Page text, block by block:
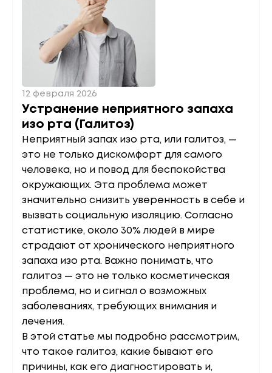
12 февраля 2026
Устранение неприятного запаха
изо рта (Галитоз)
Неприятный запах изо рта, или галитоз, —
это не только дискомфорт для самого
человека, но и повод для беспокойства
окружающих. Эта проблема может
значительно снизить уверенность в себе и
вызвать социальную изоляцию. Согласно
статистике, около 30% людей в мире
страдают от хронического неприятного
запаха изо рта. Важно понимать, что
галитоз — это не только косметическая
проблема, но и сигнал о возможных
заболеваниях, требующих внимания и
лечения.
В этой статье мы подробно рассмотрим,
что такое галитоз, какие бывают его
причины, как его диагностировать и,